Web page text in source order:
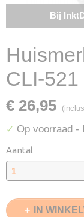
Bij
CLI-
€ 26,95
✓ Op voorraad -
Aantal
IN